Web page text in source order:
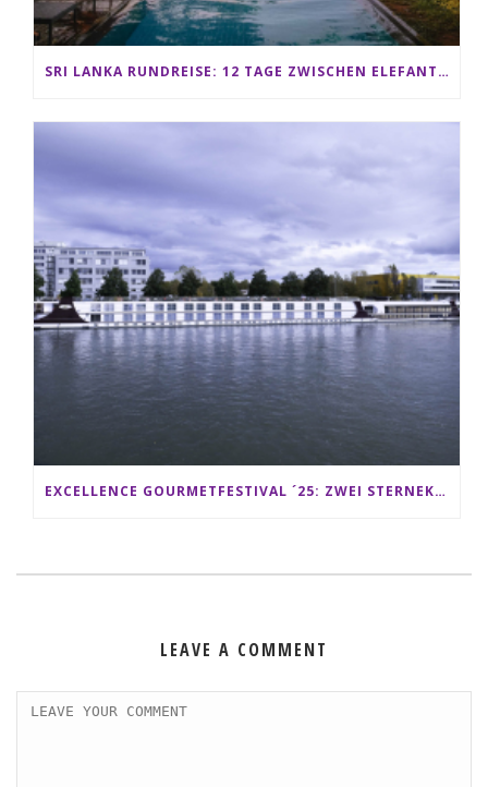
SRI LANKA RUNDREISE: 12 TAGE ZWISCHEN ELEFANTEN, TEEPLANTAGEN & STRAND ALS FAMILIE
EXCELLENCE GOURMETFESTIVAL ´25: ZWEI STERNEKÖCHE ANTONIO GUIDA & DARIO MORESCO VERWÖHNEN IHRE GÄSTE AUF EINER LUXERIÖSEN SCHIFFSREISE
LEAVE A COMMENT